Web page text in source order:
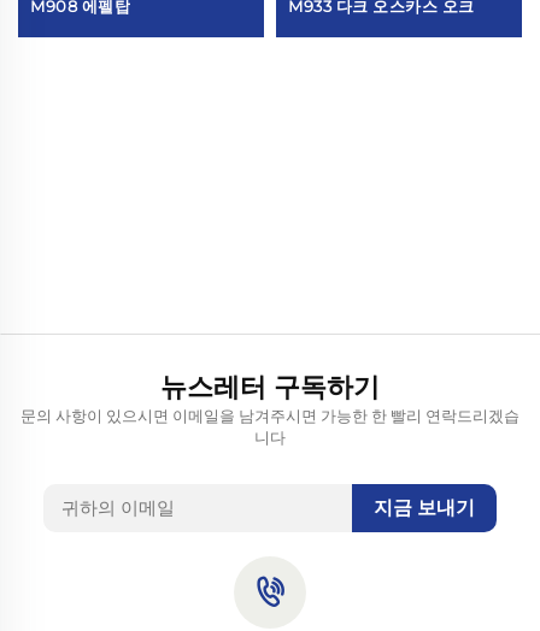
M908 에펠탑 M933 다크 오스카스 오크
뉴스레터 구독하기
문의 사항이 있으시면 이메일을 남겨주시면 가능한 한 빨리 연락드리겠습
니다
지금 보내기